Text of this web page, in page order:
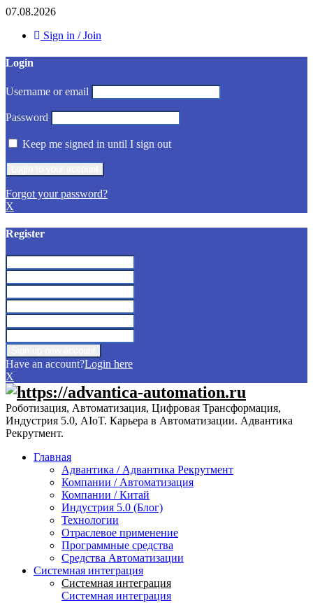
07.08.2026
Sign in / Join
Login
Username or email
Password
Keep me signed in until I sign out
Forgot your password?
X
Register
Have an account?Login here
X
Роботизация, Автоматизация, Цифровая Трансформация,
Индустрия 5.0, AIoT. Карьера в Автоматизации. Адвантика
Рекрутмент.
Главная
Адвантика / Адвантика Рекрутмент
Компании / Автоматизация
Компании / Китай
Индустрия 5.0 (Блог)
Технологии
Отраслевое применение
Программные средства
Средства Автоматизации
Системная интеграция
Системная интеграция
Системная интеграция